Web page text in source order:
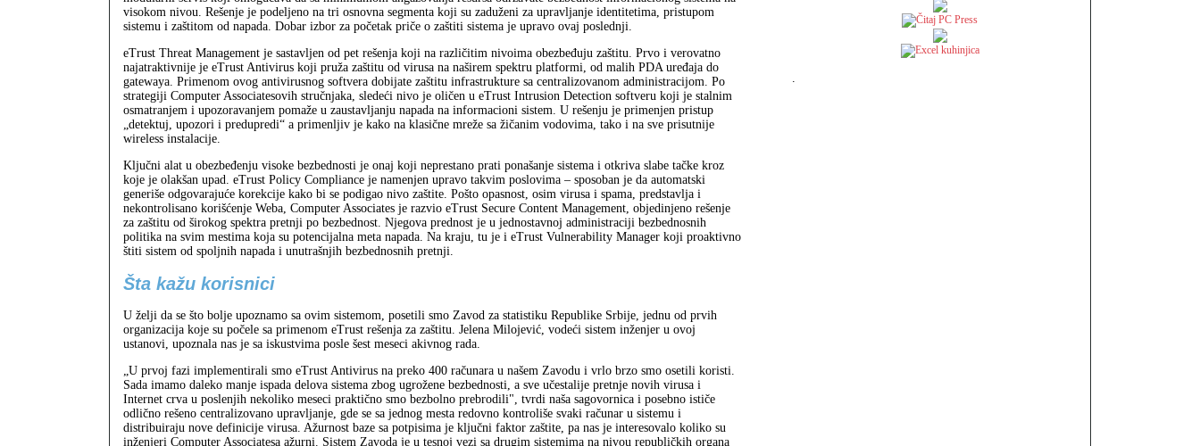
visokom nivou. Rešenje je podeljeno na tri osnovna segmenta koji su zaduženi za upravljanje identitetima, pristupom
sistemu i zaštitom od napada. Dobar izbor za početak priče o zaštiti sistema je upravo ovaj poslednji.
eTrust Threat Management je sastavljen od pet rešenja koji na različitim nivoima obezbeđuju zaštitu. Prvo i verovatno
najatraktivnije je eTrust Antivirus koji pruža zaštitu od virusa na naširem spektru platformi, od malih PDA uređaja do
gatewaya. Primenom ovog antivirusnog softvera dobijate zaštitu infrastrukture sa centralizovanom administracijom. Po
strategiji Computer Associatesovih stručnjaka, sledeći nivo je oličen u eTrust Intrusion Detection softveru koji je stalnim
osmatranjem i upozoravanjem pomaže u zaustavljanju napada na informacioni sistem. U rešenju je primenjen pristup
„detektuj, upozori i predupredi“ a primenljiv je kako na klasične mreže sa žičanim vodovima, tako i na sve prisutnije
wireless instalacije.
Ključni alat u obezbeđenju visoke bezbednosti je onaj koji neprestano prati ponašanje sistema i otkriva slabe tačke kroz
koje je olakšan upad. eTrust Policy Compliance je namenjen upravo takvim poslovima – sposoban je da automatski
generiše odgovarajuće korekcije kako bi se podigao nivo zaštite. Pošto opasnost, osim virusa i spama, predstavlja i
nekontrolisano korišćenje Weba, Computer Associates je razvio eTrust Secure Content Management, objedinjeno rešenje
za zaštitu od širokog spektra pretnji po bezbednost. Njegova prednost je u jednostavnoj administraciji bezbednosnih
politika na svim mestima koja su potencijalna meta napada. Na kraju, tu je i eTrust Vulnerability Manager koji proaktivno
štiti sistem od spoljnih napada i unutrašnjih bezbednosnih pretnji.
Šta kažu korisnici
U želji da se što bolje upoznamo sa ovim sistemom, posetili smo Zavod za statistiku Republike Srbije, jednu od prvih
organizacija koje su počele sa primenom eTrust rešenja za zaštitu. Jelena Milojević, vodeći sistem inženjer u ovoj
ustanovi, upoznala nas je sa iskustvima posle šest meseci akivnog rada.
„U prvoj fazi implementirali smo eTrust Antivirus na preko 400 računara u našem Zavodu i vrlo brzo smo osetili koristi.
Sada imamo daleko manje ispada delova sistema zbog ugrožene bezbednosti, a sve učestalije pretnje novih virusa i
Internet crva u poslenjih nekoliko meseci praktično smo bezbolno prebrodili", tvrdi naša sagovornica i posebno ističe
odlično rešeno centralizovano upravljanje, gde se sa jednog mesta redovno kontroliše svaki računar u sistemu i
distribuiraju nove definicije virusa. Ažurnost baze sa potpisima je ključni faktor zaštite, pa nas je interesovalo koliko su
inženjeri Computer Associatesa ažurni. Sistem Zavoda je u tesnoj vezi sa drugim sistemima na nivou republičkih organa
.